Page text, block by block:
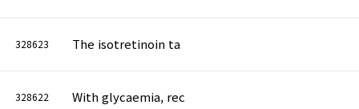
328623 The isotretinoin ta
328622 With glycaemia, rec